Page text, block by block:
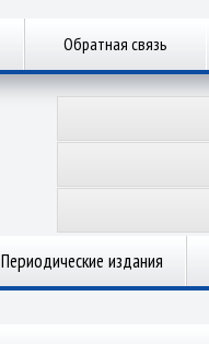
Обратная связь
Периодические издания